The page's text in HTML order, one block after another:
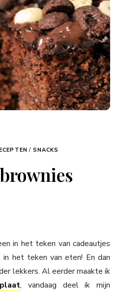
/ SNACKS
in het teken van cadeautjes
in het teken van eten! En dan
lekkers. Al eerder maakte ik
, vandaag deel ik mijn